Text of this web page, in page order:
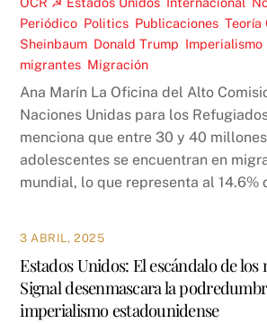
Periódico Politics Publicaciones ,Teoría
Sheinbaum Donald Trump Imperialismo
migrantes Migración
Ana Marín La Oficina del Alto
Naciones Unidas para los
menciona que entre 30 y 40
adolescentes se encuentran en
mundial, lo que representa al 14.6%
3 ABRIL, 2025
Estados Unidos: El escándalo de los
Signal desenmascara la
imperialismo estadounidense